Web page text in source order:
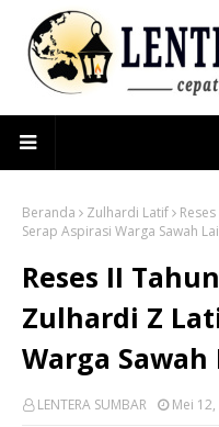
Beranda Zulhardi Latif
Serap Aspirasi Warga Sawah
Reses II
Zulhardi Z
Warga Sawah
LENTERA SUMBAR Mei